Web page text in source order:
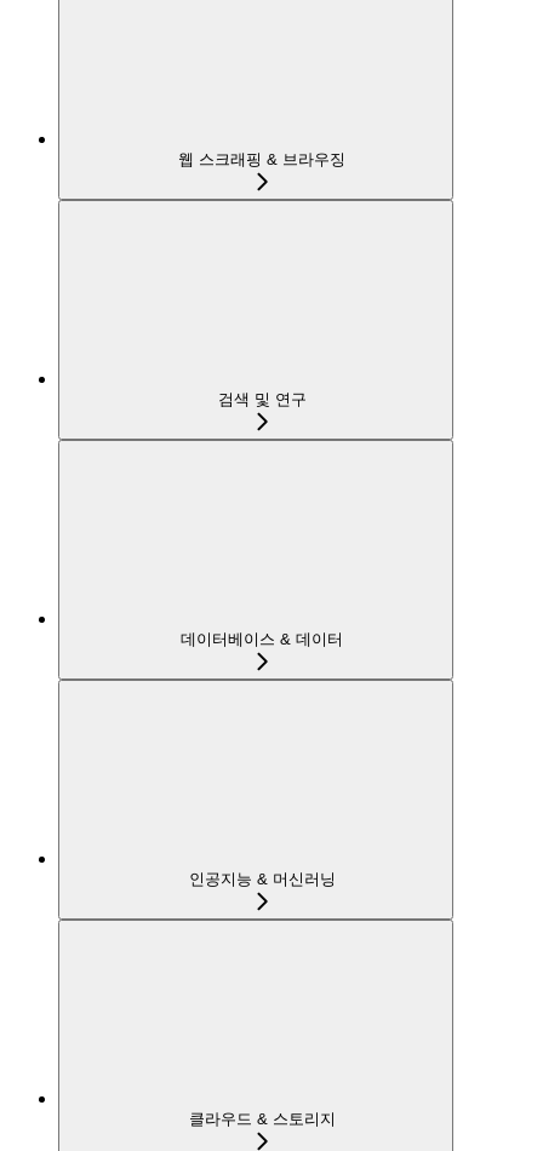
웹 스크래핑 & 브라우징
검색 및 연구
데이터베이스 & 데이터
인공지능 & 머신러닝
클라우드 & 스토리지